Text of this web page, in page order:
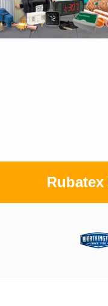
Rubatex